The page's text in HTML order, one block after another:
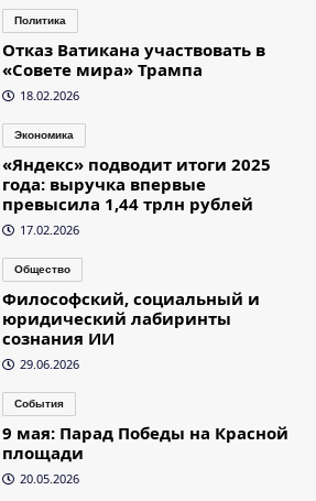
Политика
Отказ Ватикана участвовать в
«Совете мира» Трампа
18.02.2026
Экономика
«Яндекс» подводит итоги 2025
года: выручка впервые
превысила 1,44 трлн рублей
17.02.2026
Общество
Философский, социальный и
юридический лабиринты
сознания ИИ
29.06.2026
События
9 мая: Парад Победы на Красной
площади
20.05.2026